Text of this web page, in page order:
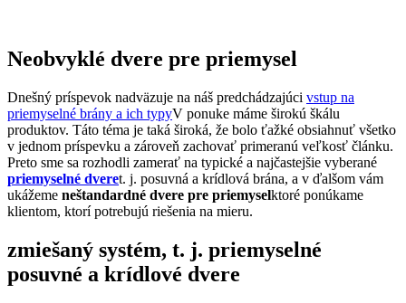
Neobvyklé dvere pre priemysel
Dnešný príspevok nadväzuje na náš predchádzajúci vstup na
priemyselné brány a ich typyV ponuke máme širokú škálu
produktov. Táto téma je taká široká, že bolo ťažké obsiahnuť všetko
v jednom príspevku a zároveň zachovať primeranú veľkosť článku.
Preto sme sa rozhodli zamerať na typické a najčastejšie vyberané
priemyselné dveret. j. posuvná a krídlová brána, a v ďalšom vám
ukážeme neštandardné dvere pre priemyselktoré ponúkame
klientom, ktorí potrebujú riešenia na mieru.
zmiešaný systém, t. j. priemyselné
posuvné a krídlové dvere